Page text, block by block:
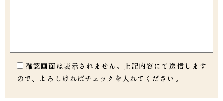
確認画面は表示されません。上記内容にて送信します
ので、よろしければチェックを入れてください。